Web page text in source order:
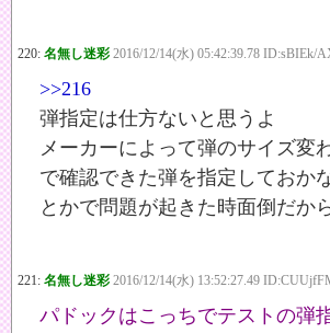
220: 名無し迷彩 2016/12/14(水) 05:42:39.78 ID:sBIEk/
>>216
弾指定は仕方ないと思うよ
メーカーによって弾のサイズ変
で確認できた弾を指定しておか
とかで問題が起きた時面倒だか
221: 名無し迷彩 2016/12/14(水) 13:52:27.49
パドックはこっちでテストの弾